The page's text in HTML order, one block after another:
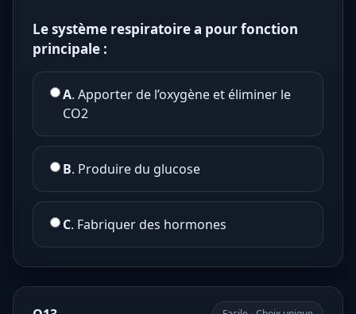
Le système respiratoire a pour fonction
principale :
A. Apporter de l’oxygène et éliminer le
CO2
B. Produire du glucose
C. Fabriquer des hormones